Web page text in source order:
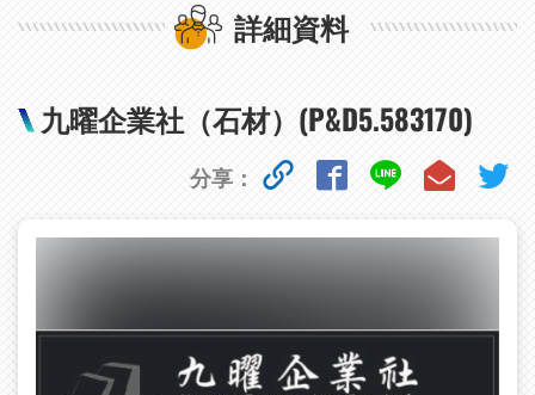
詳細資料
九曜企業社（石材）(P&D5.583170)
分享：